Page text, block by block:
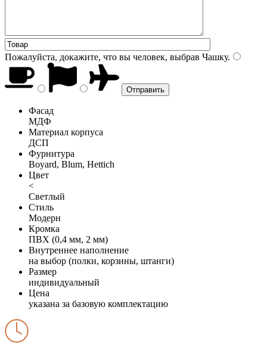
Пожалуйста, докажите, что вы человек, выбрав Чашку.
Фасад
МДФ
Материал корпуса
ДСП
Фурнитура
Boyard, Blum, Hettich
Цвет
<
Светлый
Стиль
Модерн
Кромка
ПВХ (0,4 мм, 2 мм)
Внутреннее наполнение
на выбор (полки, корзины, штанги)
Размер
индивидуальный
Цена
указана за базовую комплектацию